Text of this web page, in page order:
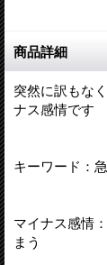
商品詳細
突然に訳もな
ナス感情です
キーワード：
マイナス感情
まう